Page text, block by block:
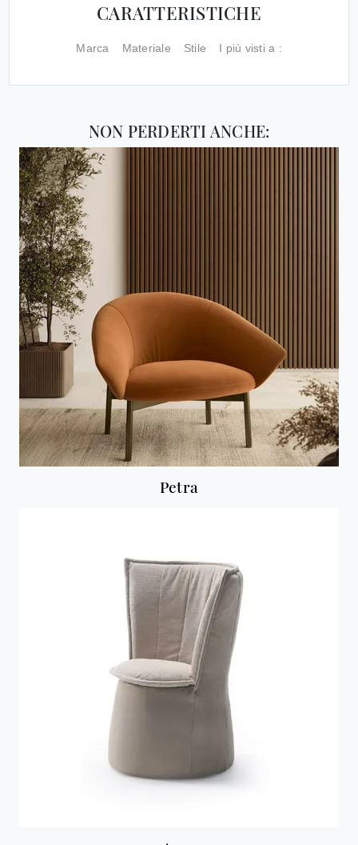
CARATTERISTICHE
Marca Materiale Stile I più visti a :
NON PERDERTI ANCHE:
Petra